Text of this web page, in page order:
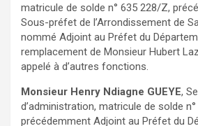
matricule de solde n° 635 228/Z,
Sous-préfet de l’Arrondissement de
nommé Adjoint au Préfet du
remplacement de Monsieur Hubert
appelé à d’autres fonctions.
Monsieur Henry Ndiagne GUEYE,
d’administration, matricule de solde
précédemment Adjoint au Préfet du